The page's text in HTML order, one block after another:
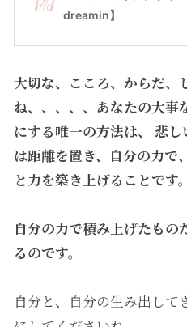
大切な、こころ、からだ、
ね、、、、、あなたの大事
にする唯一の方法は、
悲し
は距離を置き、自分の力で
と力を築き上げることです。
自分の力で積み上げたもの
るのです。
自分と、自分の生み出して